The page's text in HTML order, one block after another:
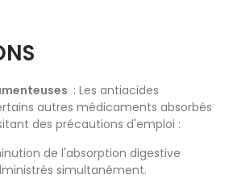
: Les antiacides
autres médicaments absorbés
des précautions d'emploi :
de l'absorption digestive
simultanément.